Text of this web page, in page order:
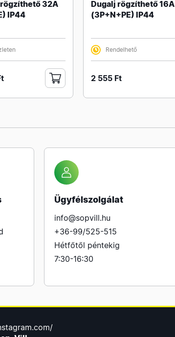
32A
IP44
Dugalj rögzíthető 16A
(3P+N+PE) IP44
Rendelhető
2 555 Ft
Ügyfélszolgálat
info@sopvill.hu
+36-99/525-515
Hétfőtől péntekig
7:30-16:30